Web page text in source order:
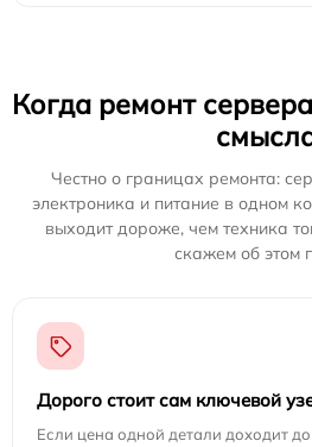
Когда ремонт
Честно о границах ремонта:
электроника и питание в одном
выходит дороже, чем техника
скажем об этом
Дорого стоит сам ключевой
Если цена одной детали доходит